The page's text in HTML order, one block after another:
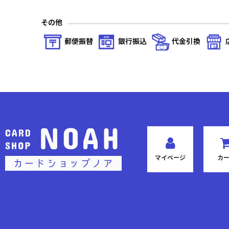
その他
郵便振替
銀行振込 代金引換
マイページ カ